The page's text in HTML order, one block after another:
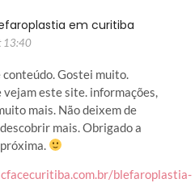
em curitiba
13:40
Gostei muito.
este site. informações,
mais. Não deixem de
mais. Obrigado a
blefaroplastia-